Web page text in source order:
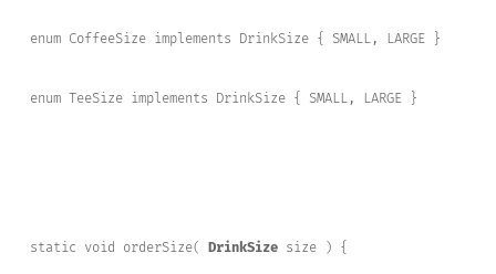
enum CoffeeSize implements DrinkSize { SMALL, LARGE }
enum TeeSize implements DrinkSize { SMALL, LARGE }
static void orderSize( DrinkSize size ) {